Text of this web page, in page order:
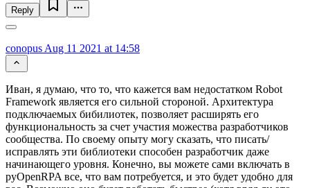
Reply
conopus Aug 11 2021 at 14:58
Иван, я думаю, что то, что кажется вам недостатком Robot
Framework является его сильной стороной. Архитектура
подключаемых бибилиотек, позволяет расширять его
функциональность за счет участия можества разработчиков
сообщества. По своему опыту могу сказать, что писать/
исправлять эти библиотеки способен разработчик даже
начинающего уровня. Конечно, вы можете сами включать в
pyOpenRPA все, что вам потребуется, и это будет удобно для